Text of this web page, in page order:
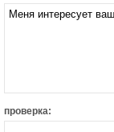
проверка: